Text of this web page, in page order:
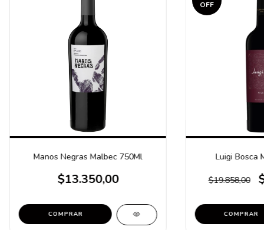
Manos Negras Malbec 750Ml
$13.350,00
COMPRAR
OFF
Luigi Bosca
$19.858,00
COMPRAR